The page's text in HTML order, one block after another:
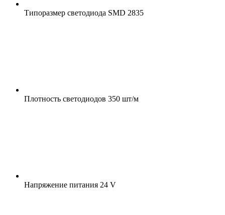
Типоразмер светодиода SMD 2835
Плотность светодиодов 350 шт/м
Напряжение питания 24 V